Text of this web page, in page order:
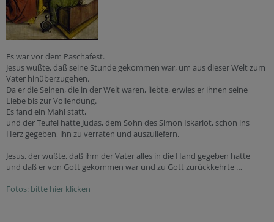
Es war vor dem Paschafest.
Jesus wußte, daß seine Stunde gekommen war, um aus dieser Welt zum
Vater hinüberzugehen.
Da er die Seinen, die in der Welt waren, liebte, erwies er ihnen seine
Liebe bis zur Vollendung.
Es fand ein Mahl statt,
und der Teufel hatte Judas, dem Sohn des Simon Iskariot, schon ins
Herz gegeben, ihn zu verraten und auszuliefern.
Jesus, der wußte, daß ihm der Vater alles in die Hand gegeben hatte
und daß er von Gott gekommen war und zu Gott zurückkehrte …
Fotos: bitte hier klicken